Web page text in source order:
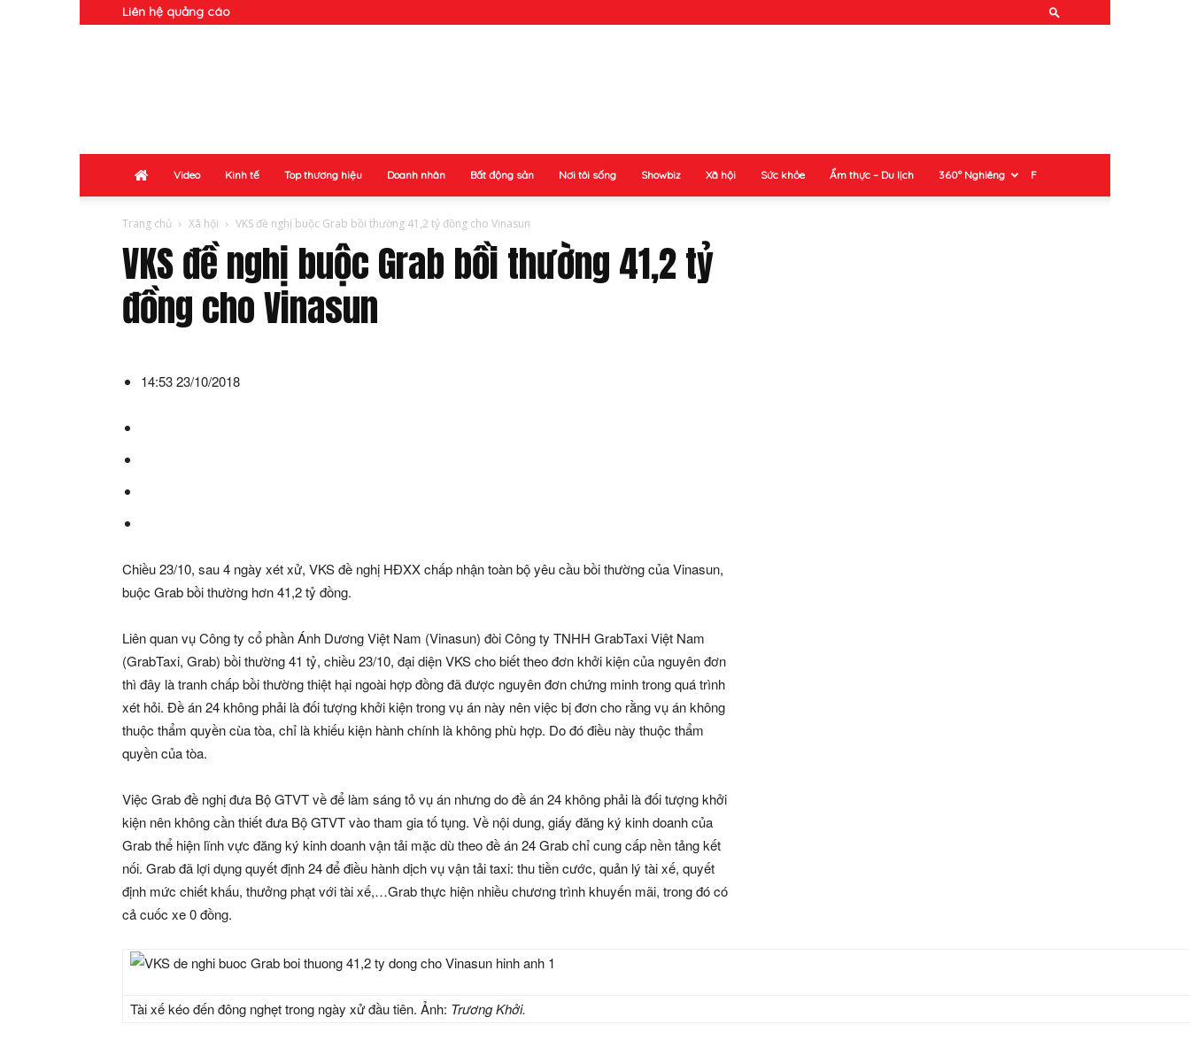
Liên hệ quảng cáo
Video Kinh tế Top thương hiệu Doanh nhân Bất động sản Nơi tôi sống Showbiz Xã hội Sức khỏe Ẩm thực – Du lịch 360° Nghiêng F
Trang chủ Xã hội VKS đề nghị buộc Grab bồi thường 41,2 tỷ đồng cho Vinasun
VKS đề nghị buộc Grab bồi thường 41,2 tỷ
đồng cho Vinasun
14:53 23/10/2018
Chiều 23/10, sau 4 ngày xét xử, VKS đề nghị HĐXX chấp nhận toàn bộ yêu cầu bồi thường của Vinasun,
buộc Grab bồi thường hơn 41,2 tỷ đồng.
Liên quan vụ Công ty cổ phần Ánh Dương Việt Nam (Vinasun) đòi Công ty TNHH GrabTaxi Việt Nam
(GrabTaxi, Grab) bồi thường 41 tỷ, chiều 23/10, đại diện VKS cho biết theo đơn khởi kiện của nguyên đơn
thì đây là tranh chấp bồi thường thiệt hại ngoài hợp đồng đã được nguyên đơn chứng minh trong quá trình
xét hỏi. Đề án 24 không phải là đối tượng khởi kiện trong vụ án này nên việc bị đơn cho rằng vụ án không
thuộc thẩm quyền cùa tòa, chỉ là khiếu kiện hành chính là không phù hợp. Do đó điều này thuộc thẩm
quyền của tòa.
Việc Grab đề nghị đưa Bộ GTVT về để làm sáng tỏ vụ án nhưng do đề án 24 không phải là đối tượng khởi
kiện nên không cần thiết đưa Bộ GTVT vào tham gia tố tụng. Về nội dung, giấy đăng ký kinh doanh của
Grab thể hiện lĩnh vực đăng ký kinh doanh vận tải mặc dù theo đề án 24 Grab chỉ cung cấp nền tảng kết
nối. Grab đã lợi dụng quyết định 24 để điều hành dịch vụ vận tải taxi: thu tiền cước, quản lý tài xế, quyết
định mức chiết khấu, thưởng phạt với tài xế,…Grab thực hiện nhiều chương trình khuyến mãi, trong đó có
cả cuốc xe 0 đồng.
Tài xế kéo đến đông nghẹt trong ngày xử đầu tiên. Ảnh: Trương Khởi.